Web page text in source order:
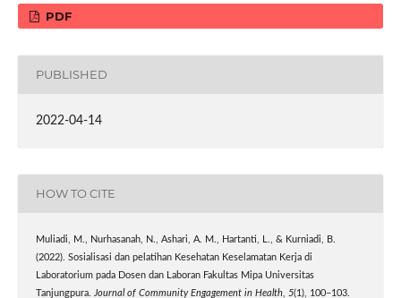
PDF
PUBLISHED
2022-04-14
HOW TO CITE
Muliadi, M., Nurhasanah, N., Ashari, A. M., Hartanti, L., & Kurniadi, B.
(2022). Sosialisasi dan pelatihan Kesehatan Keselamatan Kerja di
Laboratorium pada Dosen dan Laboran Fakultas Mipa Universitas
Tanjungpura.
Journal of Community Engagement in Health, 5(1), 100–103.